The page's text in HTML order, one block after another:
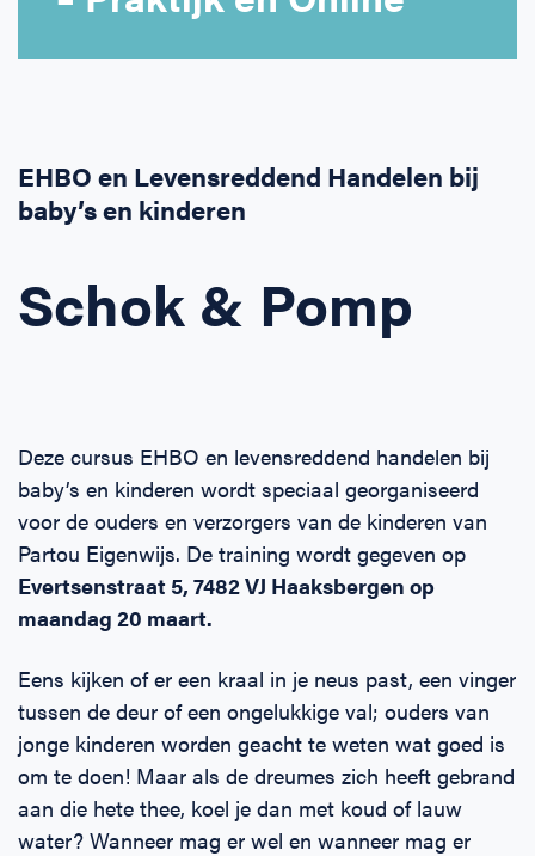
BHV voor Primair Onderwijs
EHBO voor Sportclubs
Levensreddend handelen voor iedereen
Zakelijk veelgestelde vragen
Direct boeken
Incompany offerte
Inloggen
EHBO en Levensreddend Handelen bij
baby’s en kinderen
Schok & Pomp
Deze cursus EHBO en levensreddend handelen bij
baby’s en kinderen wordt speciaal georganiseerd
voor de ouders en verzorgers van de kinderen van
Partou Eigenwijs. De training wordt gegeven op
Evertsenstraat 5, 7482 VJ Haaksbergen op
maandag 20 maart.
Eens kijken of er een kraal in je neus past, een vinger
tussen de deur of een ongelukkige val; ouders van
jonge kinderen worden geacht te weten wat goed is
om te doen! Maar als de dreumes zich heeft gebrand
aan die hete thee, koel je dan met koud of lauw
water? Wanneer mag er wel en wanneer mag er